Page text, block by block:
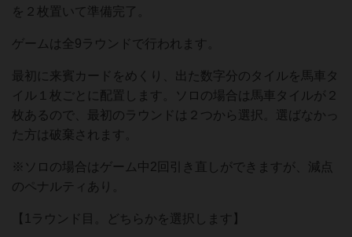
を２枚置いて準備完了。
ゲームは全9ラウンドで行われます。
最初に来賓カードをめくり、出た数字分のタイルを馬車タ
イル１枚ごとに配置します。ソロの場合は馬車タイルが２
枚あるので、最初のラウンドは２つから選択。選ばなかっ
た方は破棄されます。
※ソロの場合はゲーム中2回引き直しができますが、減点
のペナルティあり。
【1ラウンド目。どちらかを選択します】